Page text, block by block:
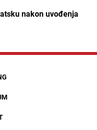
nakon uvođenja